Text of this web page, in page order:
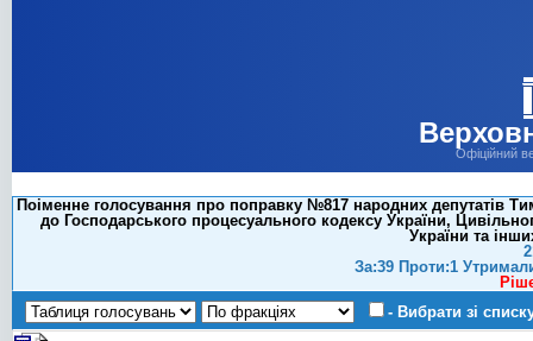
Офіційний
Поіменне голосування про поправку №817 народних депутатів
до Господарського процесуального кодексу України,
України та
За:39 Проти:1
- Вибрати зі